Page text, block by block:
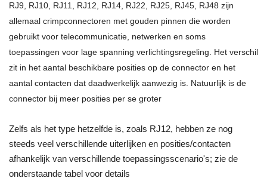
RJ9, RJ10, RJ11, RJ12, RJ14, RJ22, RJ25, RJ45, RJ48 zijn
allemaal crimpconnectoren met gouden pinnen die worden
gebruikt voor telecommunicatie, netwerken en soms
toepassingen voor lage spanning verlichtingsregeling. Het verschil
zit in het aantal beschikbare posities op de connector en het
aantal contacten dat daadwerkelijk aanwezig is. Natuurlijk is de
connector bij meer posities per se groter
Zelfs als het type hetzelfde is, zoals RJ12, hebben ze nog
steeds veel verschillende uiterlijken en posities/contacten
afhankelijk van verschillende toepassingsscenario's; zie de
onderstaande tabel voor details